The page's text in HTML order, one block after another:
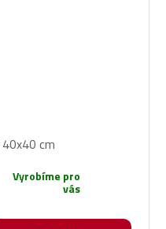
cm
Vyrobíme pro
vás